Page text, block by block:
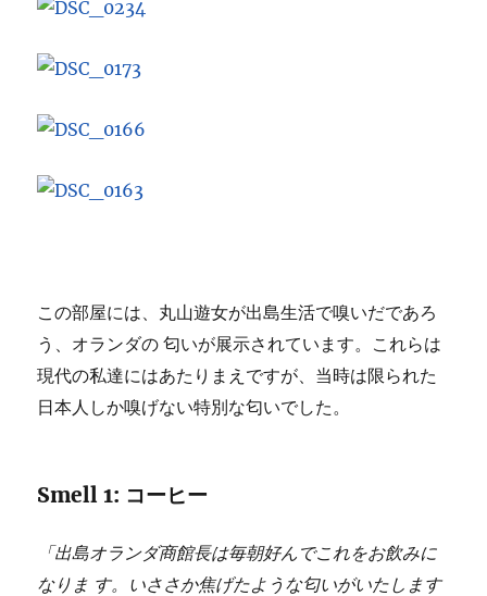
この部屋には、丸山遊女が出島生活で嗅いだであろ
う、オランダの 匂いが展示されています。これらは
現代の私達にはあたりまえですが、当時は限られた
日本人しか嗅げない特別な匂いでした。
Smell 1: コーヒー
「出島オランダ商館長は毎朝好んでこれをお飲みに
なりま す。いささか焦げたような匂いがいたします